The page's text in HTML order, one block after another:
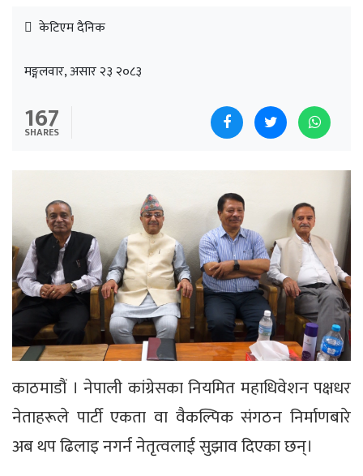
केटिएम दैनिक
मङ्गलवार, असार २३ २०८३
167
SHARES
काठमाडौं । नेपाली कांग्रेसका नियमित महाधिवेशन पक्षधर
नेताहरूले पार्टी एकता वा वैकल्पिक संगठन निर्माणबारे
अब थप ढिलाइ नगर्न नेतृत्वलाई सुझाव दिएका छन्।